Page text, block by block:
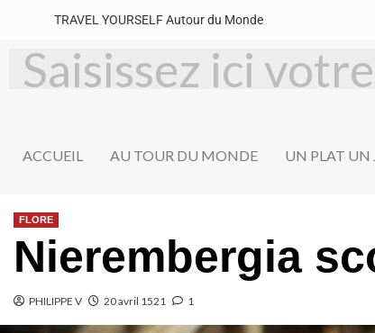
TRAVEL YOURSELF Autour du Monde
ACCUEIL AU TOUR DU MONDE UN PLAT UN
FLORE
Nierembergia
PHILIPPE V 20 avril 1521 1